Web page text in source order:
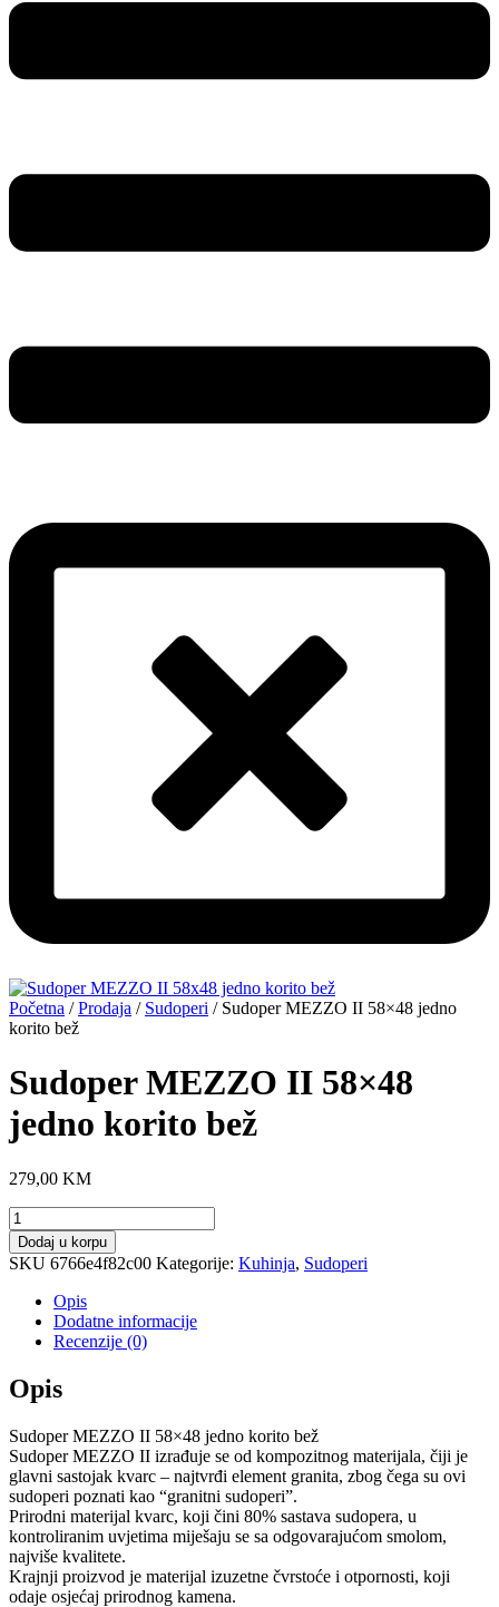
Početna /Prodaja / Sudoperi / Sudoper MEZZO II 58×48 jedno
korito bež
Sudoper MEZZO II 58×48
jedno korito bež
279,00 KM
Sudoper
MEZZO
II
58x48
jedno
korito
količina
Dodaj u korpu
SKU 6766e4f82c00 Kategorije: Kuhinja, Sudoperi
Opis
Dodatne informacije
Recenzije (0)
Opis
Sudoper MEZZO II 58×48 jedno korito bež
Sudoper MEZZO II izrađuje se od kompozitnog materijala, čiji je
glavni sastojak kvarc – najtvrđi element granita, zbog čega su ovi
sudoperi poznati kao “granitni sudoperi”.
Prirodni materijal kvarc, koji čini 80% sastava sudopera, u
kontroliranim uvjetima miješaju se sa odgovarajućom smolom,
najviše kvalitete.
Krajnji proizvod je materijal izuzetne čvrstoće i otpornosti, koji
odaje osjećaj prirodnog kamena.